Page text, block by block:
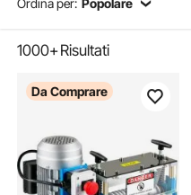
1000+Risultati
Da Comprare